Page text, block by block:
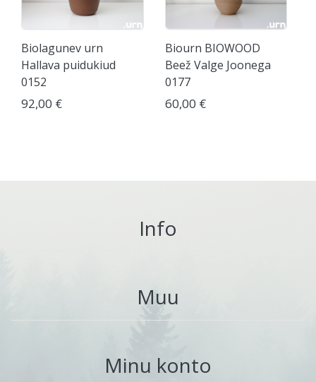
Biolagunev urn
Hallava puidukiud
0152
92,00 €
Biourn BIOWOOD
Beež Valge Joonega
0177
60,00 €
Info
Muu
Minu konto